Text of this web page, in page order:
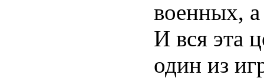
военных,
И вся эта
один из